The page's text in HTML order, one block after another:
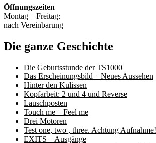
Öffnungszeiten
Montag – Freitag:
nach Vereinbarung
Die ganze Geschichte
Die Geburtsstunde der TS1000
Das Erscheinungsbild – Neues Aussehen
Hinter den Kulissen
Kopfarbeit: 2 und 4 und Reverse
Lauschposten
Touch me – Feel me
Drei Motoren
Test one, two , three. Achtung Aufnahme!
EXITS – Ausgänge